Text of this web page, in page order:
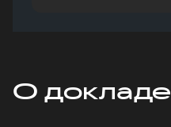
О докладе